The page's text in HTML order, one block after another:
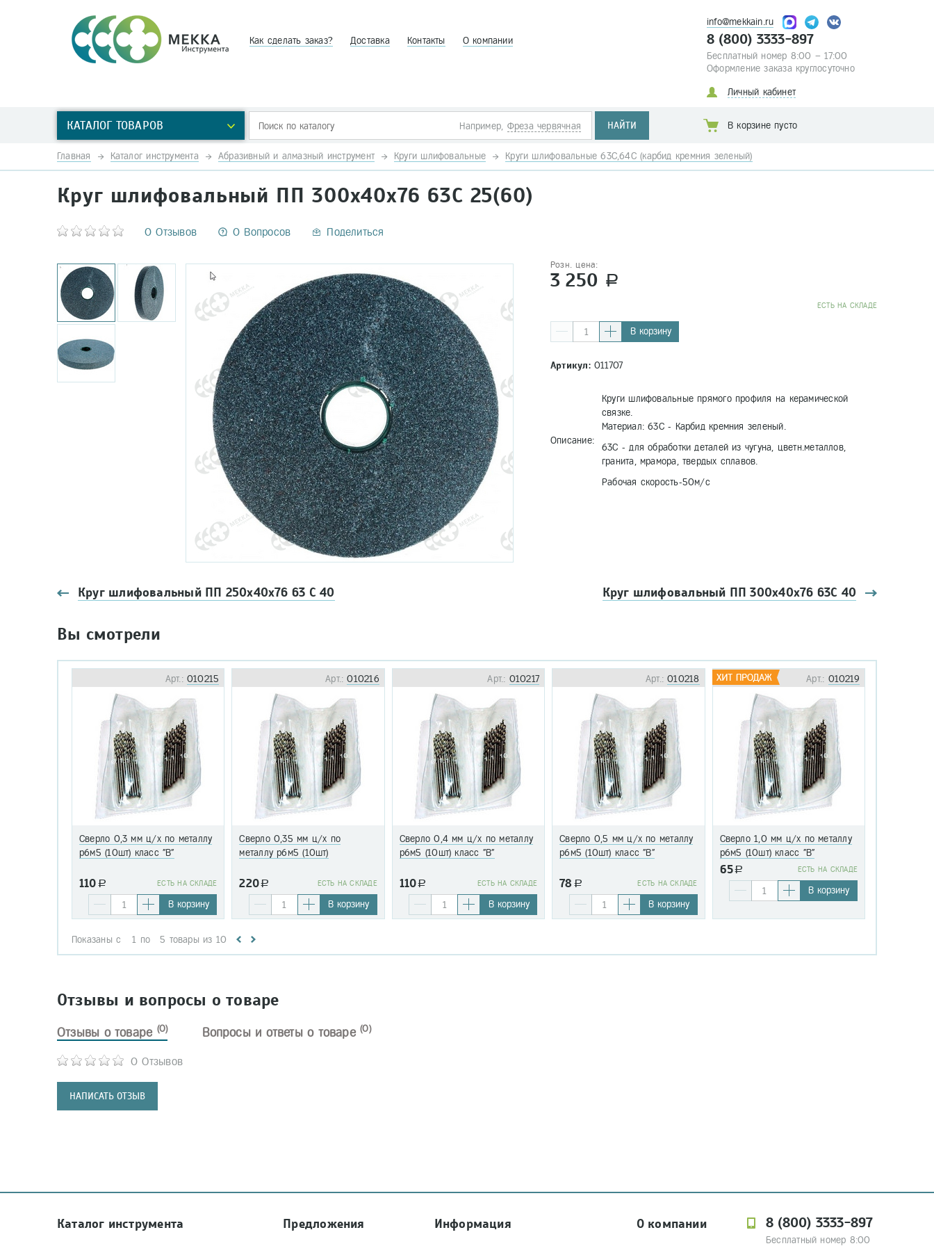
Как сделать заказ? Доставка Контакты О компании
info@mekkain.ru
8 (800) 3333-897
Бесплатный номер 8:00 – 17:00
Оформление заказа круглосуточно
Личный кабинет
КАТАЛОГ ТОВАРОВ Например, Фреза червячная НАЙТИ В корзине пусто
Главная Каталог инструмента Абразивный и алмазный инструмент Круги шлифовальные Круги шлифовальные 63С,64С (карбид кремния зеленый)
Круг шлифовальный ПП 300х40х76 63С 25(60)
0 Отзывов 0 Вопросов Поделиться
Розн. цена:
3 250 a
EСТЬ НА СКЛАДЕ
В корзину
Артикул:011707
Описание:
Круги шлифовальные прямого профиля на керамической
связке.
Материал: 63С - Карбид кремния зеленый.
63С - для обработки деталей из чугуна, цветн.металлов,
гранита, мрамора, твердых сплавов.
Рабочая скорость-50м/с
Круг шлифовальный ПП 250х40х76 63 С 40 Круг шлифовальный ПП 300х40х76 63С 40
Вы смотрели
Арт.:010215
Сверло 0,3 мм ц/х по металлу
р6м5 (10шт) класс "В"
110 a EСТЬ НА СКЛАДЕ
В корзину
Арт.:010216
Сверло 0,35 мм ц/х по
металлу р6м5 (10шт)
220a EСТЬ НА СКЛАДЕ
В корзину
Арт.: 010217
Сверло 0,4 мм ц/х по металлу
р6м5 (10шт) класс "В"
110a EСТЬ НА СКЛАДЕ
В корзину
Арт.:010218
Сверло 0,5 мм ц/х по металлу
р6м5 (10шт) класс "В"
78 a EСТЬ НА СКЛАДЕ
В корзину
Арт.: 010219
Сверло 1,0 мм ц/х по металлу
р6м5 (10шт) класс "В"
65a EСТЬ НА СКЛАДЕ
В корзину
Показаны с 1 по 5 товары из 10
Отзывы и вопросы о товаре
Отзывы о товаре (0)
0 Отзывов
НАПИСАТЬ ОТЗЫВ
Вопросы и ответы о товаре(0)
Каталог инструмента Предложения Информация О компании 8 (800) 3333-897
Бесплатный номер 8:00